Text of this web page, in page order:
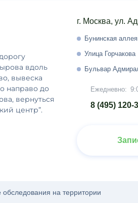
вдоль
вывеска
направо до
вернуться
центр”.
г. Москва, ул.
Бунинская аллея
Улица Горчакова
Бульвар
Ежедневно:
8 (495) 120-
на территории